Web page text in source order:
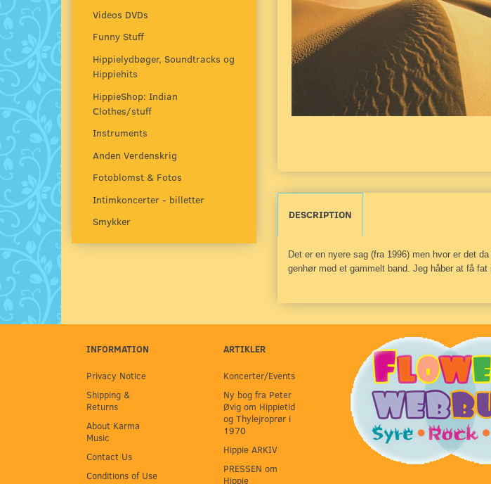
Videos DVDs
Funny Stuff
Hippielydbøger, Soundtracks og
Hippiehits
HippieShop: Indian
Clothes/stuff
Instruments
Anden Verdenskrig
Fotoblomst & Fotos
Intimkoncerter - billetter
Smykker
DESCRIPTION
Det er en nyere sag (fra 1996) men hvor er det
genhør med et gammelt band. Jeg håber at få fat
INFORMATION
Privacy Notice
Shipping &
Returns
About Karma
Music
Contact Us
Conditions of Use
ARTIKLER
Koncerter/Events
Ny bog fra Peter
Øvig om Hippietid
og Thylejroprør i
1970
Hippie ARKIV
PRESSEN om
Hippie